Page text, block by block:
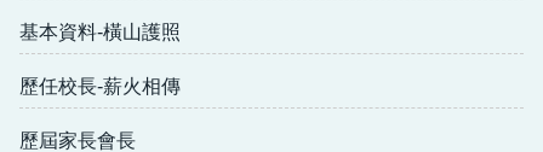
基本資料-橫山護照
歷任校長-薪火相傳
歷屆家長會長